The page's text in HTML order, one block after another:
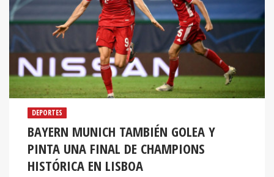
DEPORTES
BAYERN MUNICH TAMBIÉN GOLEA Y
PINTA UNA FINAL DE CHAMPIONS
HISTÓRICA EN LISBOA
La final esta decidida tras la goleada 3-0 lograda por los